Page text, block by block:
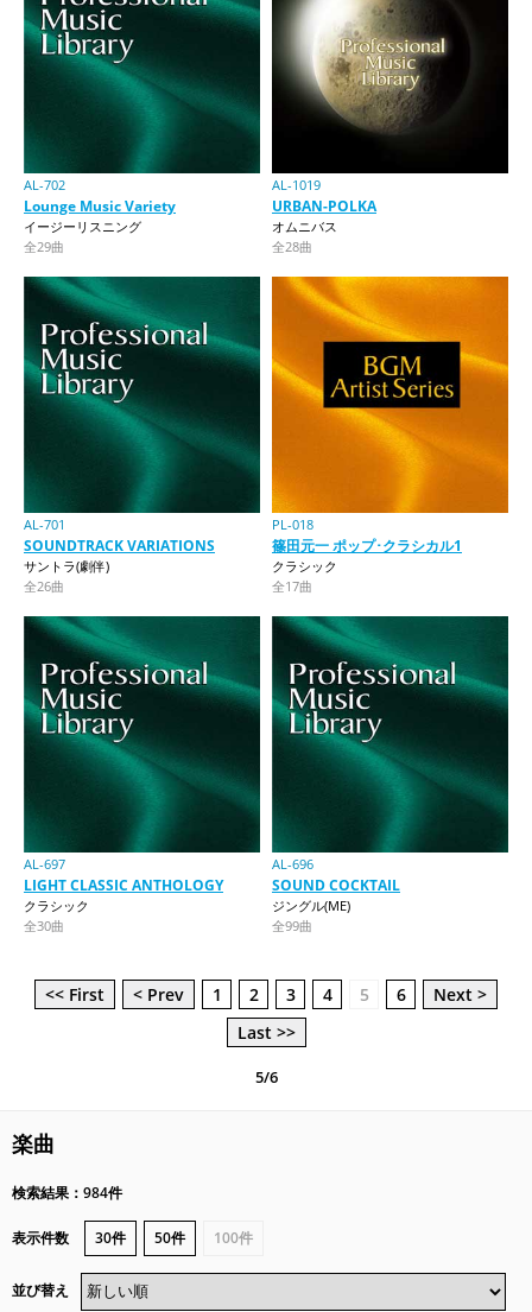
AL-702
Lounge Music Variety
イージーリスニング
全29曲
AL-1019
URBAN-POLKA
オムニバス
全28曲
AL-701
SOUNDTRACK VARIATIONS
サントラ(劇伴)
全26曲
PL-018
篠田元一 ポップ･クラシカル1
クラシック
全17曲
AL-697
LIGHT CLASSIC ANTHOLOGY
クラシック
全30曲
AL-696
SOUND COCKTAIL
ジングル(ME)
全99曲
<< First < Prev 1 2 3 4 5 6
Next >
Last >>
5/6
楽曲
検索結果：984件
表示件数 30件 50件 100件
並び替え